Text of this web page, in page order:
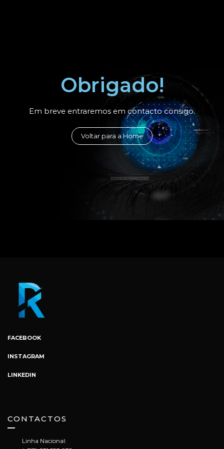
Obrigado!
Em breve entraremos em contacto consigo.
Voltar para a Home
FACEBOOK
INSTAGRAM
LINKEDIN
CONTACTOS
Linha Nacional: